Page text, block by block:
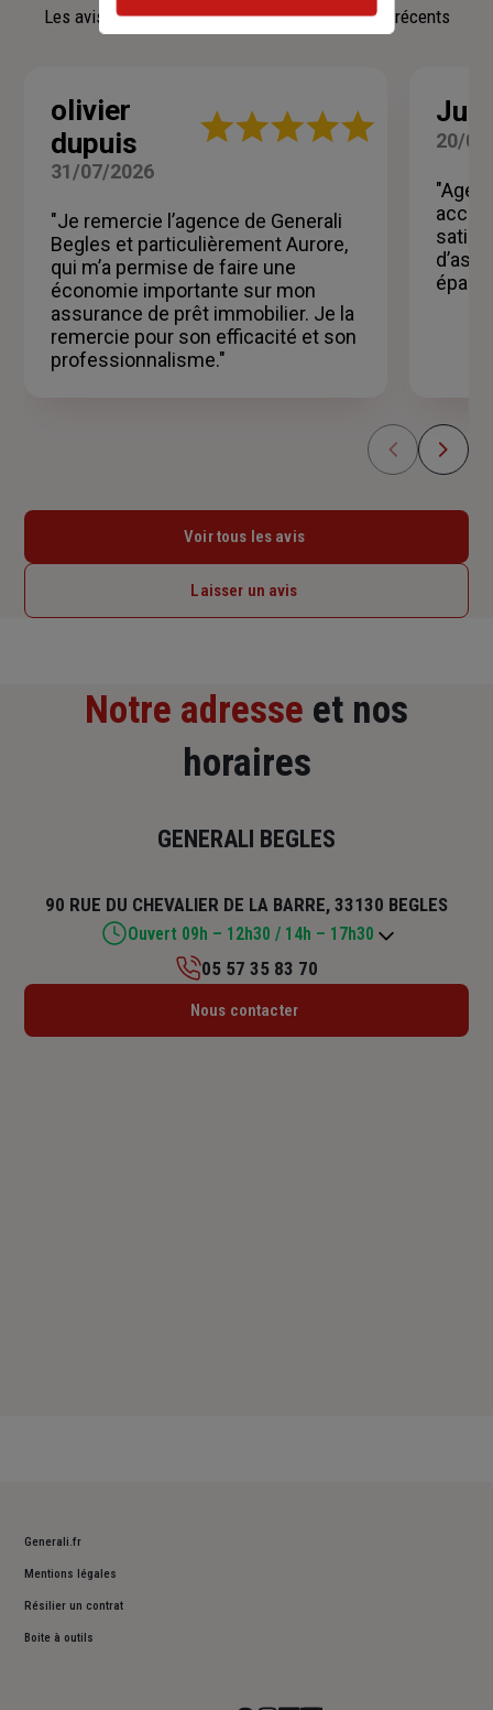
Les avis affichés sont les 3 avis google les plus récents
olivier
dupuis
Note
étoiles
31/07/2026
"Je remercie l’agence de Generali
Begles et particulièrement Aurore,
qui m’a permise de faire une
économie importante sur mon
assurance de prêt immobilier. Je la
remercie pour son efficacité et son
professionnalisme."
20/
Voir tous les avis
Laisser un avis
Notre adresse et nos
horaires
GENERALI BEGLES
90 RUE DU CHEVALIER DE LA BARRE, 33130 BEGLES
Ouvert 09h – 12h30 / 14h – 17h30
Lundi : 09h – 12h30 / 14h – 17h30
05 57 35 83 70
Nous contacter
Generali.fr
Mentions légales
Résilier un contrat
Boite à outils